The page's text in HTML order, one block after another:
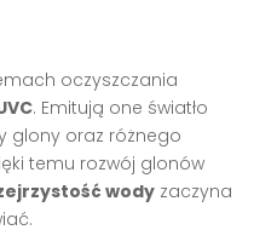
oczyszczania
. Emitują one światło
glony oraz różnego
temu rozwój glonów
wody zaczyna